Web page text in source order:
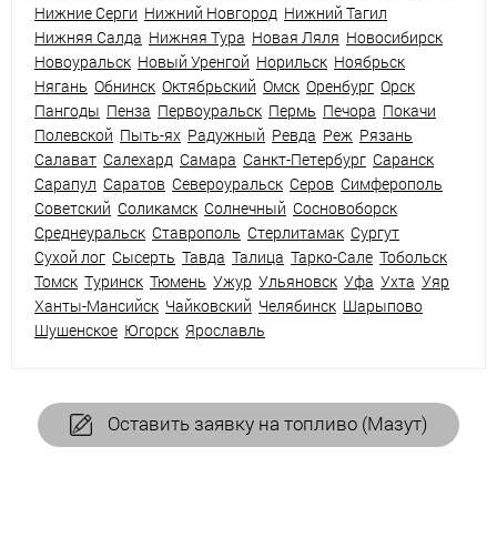
Нижние Серги Нижний Новгород Нижний Тагил
Нижняя Салда Нижняя Тура Новая Ляля Новосибирск
Новоуральск Новый Уренгой Норильск Ноябрьск
Нягань Обнинск Октябрьский Омск Оренбург Орск
Пангоды Пенза Первоуральск Пермь Печора Покачи
Полевской Пыть-ях Радужный Ревда Реж Рязань
Салават Салехард Самара Санкт-Петербург Саранск
Сарапул Саратов Североуральск Серов Симферополь
Советский Соликамск Солнечный Сосновоборск
Среднеуральск Ставрополь Стерлитамак Сургут
Сухой лог Сысерть Тавда Талица Тарко-Сале Тобольск
Томск Туринск Тюмень Ужур Ульяновск Уфа Ухта Уяр
Ханты-Мансийск Чайковский Челябинск Шарыпово
Шушенское Югорск Ярославль
Оставить заявку на топливо (Мазут)